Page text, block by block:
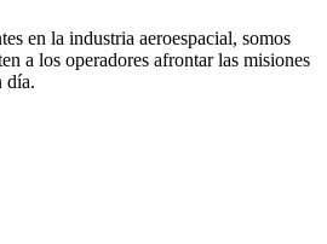
en la industria aeroespacial, somos
a los operadores afrontar las misiones
día.